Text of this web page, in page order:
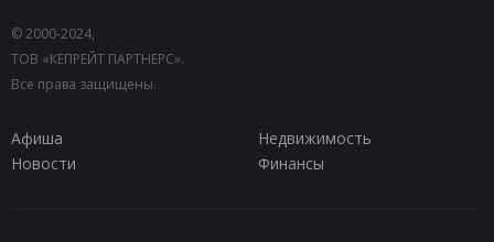
© 2000-2024,
ТОВ «КЕПРЕЙТ ПАРТНЕРС».
Все права защищены.
Афиша
Недвижимость
Новости
Финансы